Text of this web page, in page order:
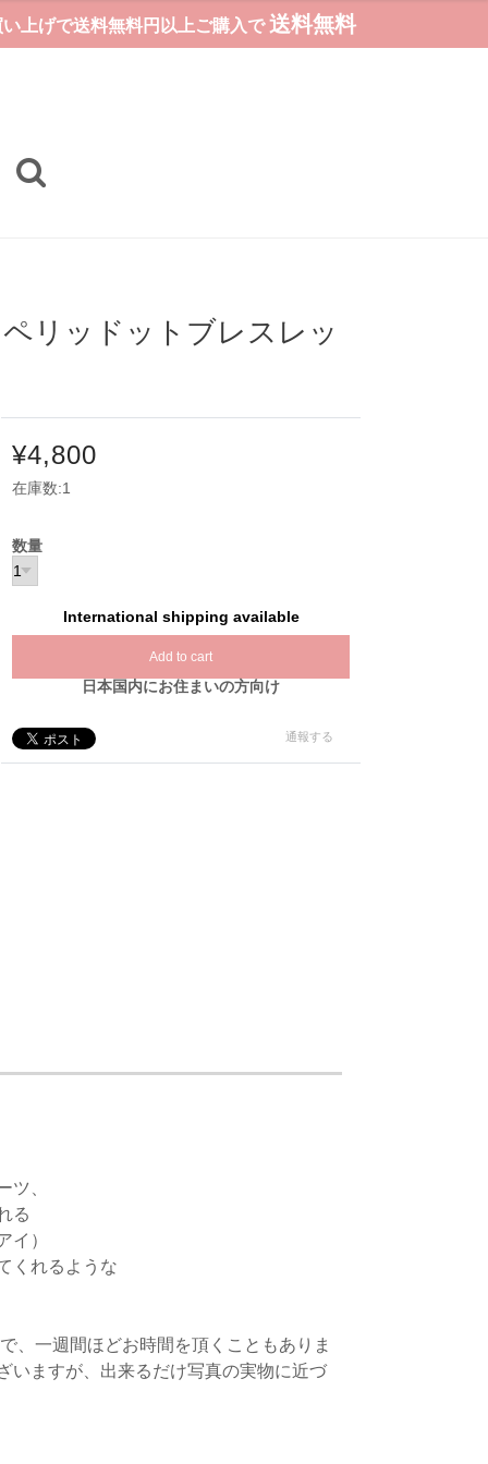
上げで送料無料円以上ご購入で 送料無料
リッドットブレスレッ
¥4,800
在庫数:1
数量
International shipping available
Add to cart
日本国内にお住まいの方向け
通報する
ツ、
る
イ）
くれるような
、一週間ほどお時間を頂くこともありま
いますが、出来るだけ写真の実物に近づ